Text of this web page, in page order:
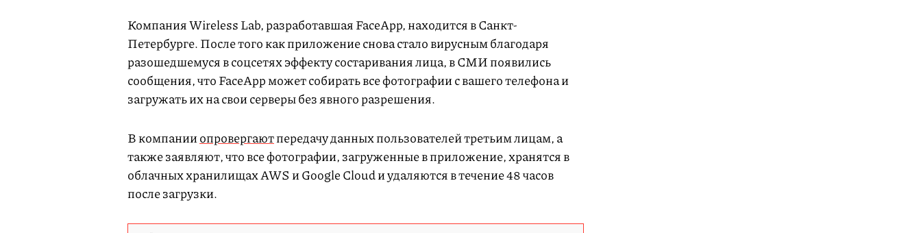
Компания Wireless Lab, разработавшая FaceApp, находится в Санкт-
Петербурге. После того как приложение снова стало вирусным благодаря
разошедшемуся в соцсетях эффекту состаривания лица, в СМИ появились
сообщения, что FaceApp может собирать все фотографии с вашего телефона и
загружать их на свои серверы без явного разрешения.
В компанииопровергаютпередачу данных пользователей третьим лицам, а
также заявляют, что все фотографии, загруженные в приложение, хранятся в
облачных хранилищах AWS и Google Cloud и удаляются в течение 48 часов
после загрузки.